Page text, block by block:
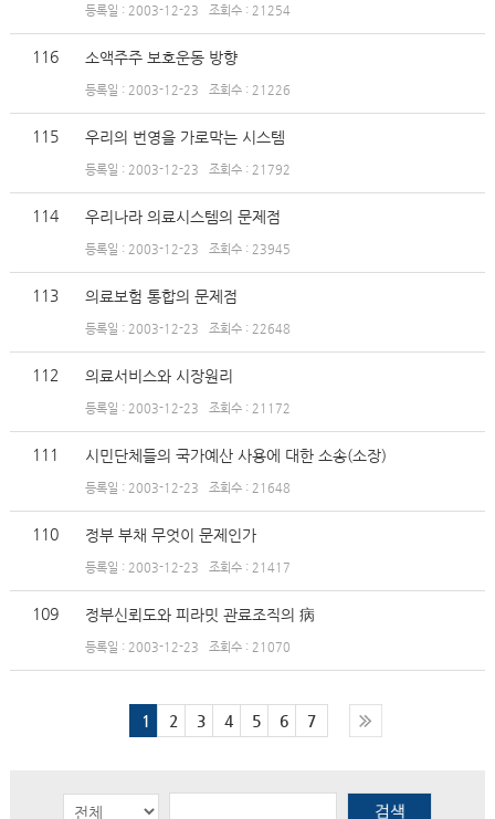
등록일 : 2003-12-23 조회수 : 21254
116 소액주주 보호운동 방향
등록일 : 2003-12-23 조회수 : 21226
115 우리의 번영을 가로막는 시스템
등록일 : 2003-12-23 조회수 : 21792
114 우리나라 의료시스템의 문제점
등록일 : 2003-12-23 조회수 : 23945
113 의료보험 통합의 문제점
등록일 : 2003-12-23 조회수 : 22648
112 의료서비스와 시장원리
등록일 : 2003-12-23 조회수 : 21172
111 시민단체들의 국가예산 사용에 대한 소송(소장)
등록일 : 2003-12-23 조회수 : 21648
110 정부 부채 무엇이 문제인가
등록일 : 2003-12-23 조회수 : 21417
109 정부신뢰도와 피라밋 관료조직의 病
등록일 : 2003-12-23 조회수 : 21070
1 2 3 4 5 6 7